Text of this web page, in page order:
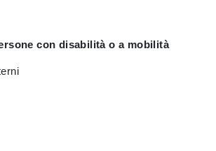
con disabilità o a mobilità